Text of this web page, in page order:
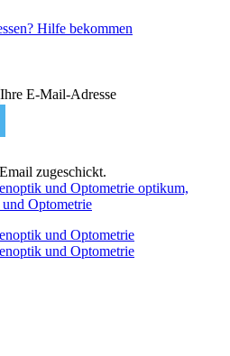
Hilfe bekommen
Ihre E-Mail-Adresse
zugeschickt.
optikum,
Optometrie